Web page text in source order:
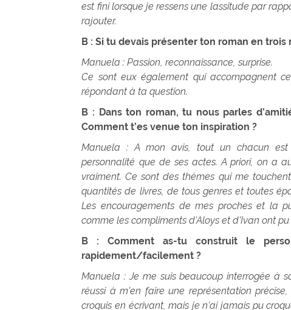
est fini lorsque je ressens une lassitude par
rajouter.
B : Si tu devais présenter ton roman en
Manuela : Passion, reconnaissance, surprise.
Ce sont eux également qui accompagnent
répondant à ta question.
B : Dans ton roman, tu nous parles
Comment t’es venue ton inspiration ?
Manuela : A mon avis, tout un chacun est
personnalité que de ses actes. A priori, on a
vraiment. Ce sont des thèmes qui me
quantités de livres, de tous genres et toutes
Les encouragements de mes proches et la
comme les compliments d’Aloys et d’Ivan ont
B : Comment as-tu construit le
rapidement/facilement ?
Manuela : Je me suis beaucoup interrogée à
réussi à m’en faire une représentation
croquis en écrivant, mais je n’ai jamais pu